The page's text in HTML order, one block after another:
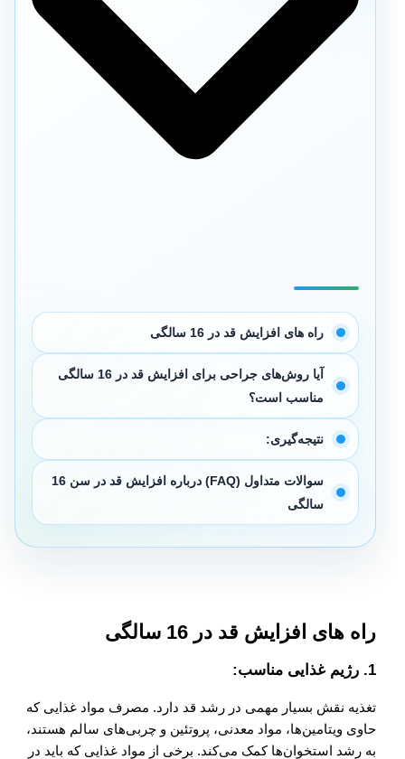
راه های افزایش قد در 16 سالگی
آیا روش‌های جراحی برای افزایش قد در 16 سالگی
مناسب است؟
نتیجه‌گیری:
سوالات متداول (FAQ) درباره افزایش قد در سن 16
سالگی
راه های افزایش قد در 16 سالگی
1. رژیم غذایی مناسب:
تغذیه نقش بسیار مهمی در رشد قد دارد. مصرف مواد غذایی که
حاوی ویتامین‌ها، مواد معدنی، پروتئین و چربی‌های سالم هستند،
به رشد استخوان‌ها کمک می‌کند. برخی از مواد غذایی که باید در